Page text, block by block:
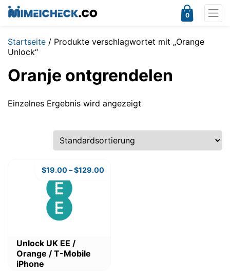
0
Startseite / Produkte verschlagwortet mit „Orange
Unlock“
Oranje ontgrendelen
Einzelnes Ergebnis wird angezeigt
Unlock UK EE /
Orange / T-Mobile
iPhone
$19.00–$129.00
Dieses
Produkt
weist